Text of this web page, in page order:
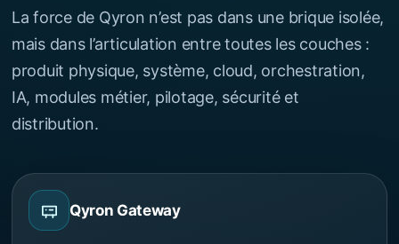
La force de Qyron n’est pas dans une brique isolée,
mais dans l’articulation entre toutes les couches :
produit physique, système, cloud, orchestration,
IA, modules métier, pilotage, sécurité et
distribution.
Qyron Gateway